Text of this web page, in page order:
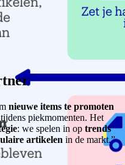
nieuwe items te promoten
tijdens piekmomenten. Het
: we spelen in op trends
artikelen in de markt.”